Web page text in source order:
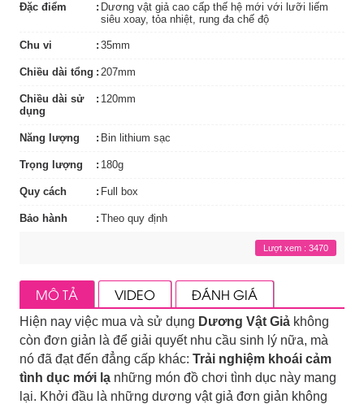
Đặc điểm
Dương vật giả cao cấp thế hệ mới với lưỡi liếm
siêu xoay, tỏa nhiệt, rung đa chế độ
Chu vi 35mm
Chiều dài tổng 207mm
Chiều dài sử
dụng
120mm
Năng lượng Bin lithium sạc
Trọng lượng 180g
Quy cách Full box
Bảo hành Theo quy định
Lượt xem : 3470
MÔ TẢ VIDEO ĐÁNH GIÁ
Hiện nay việc mua và sử dụng Dương Vật Giả không
còn đơn giản là để giải quyết nhu cầu sinh lý nữa, mà
nó đã đạt đến đẳng cấp khác: Trải nghiệm khoái cảm
tình dục mới lạ những món đồ chơi tình dục này mang
lại. Khởi đầu là những dương vật giả đơn giản không